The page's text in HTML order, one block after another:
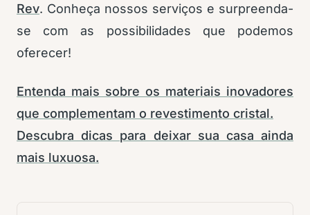
Rev. Conheça nossos serviços e surpreenda-
se com as possibilidades que podemos
oferecer!
Entenda mais sobre os materiais inovadores
que complementam o revestimento cristal.
Descubra dicas para deixar sua casa ainda
mais luxuosa.